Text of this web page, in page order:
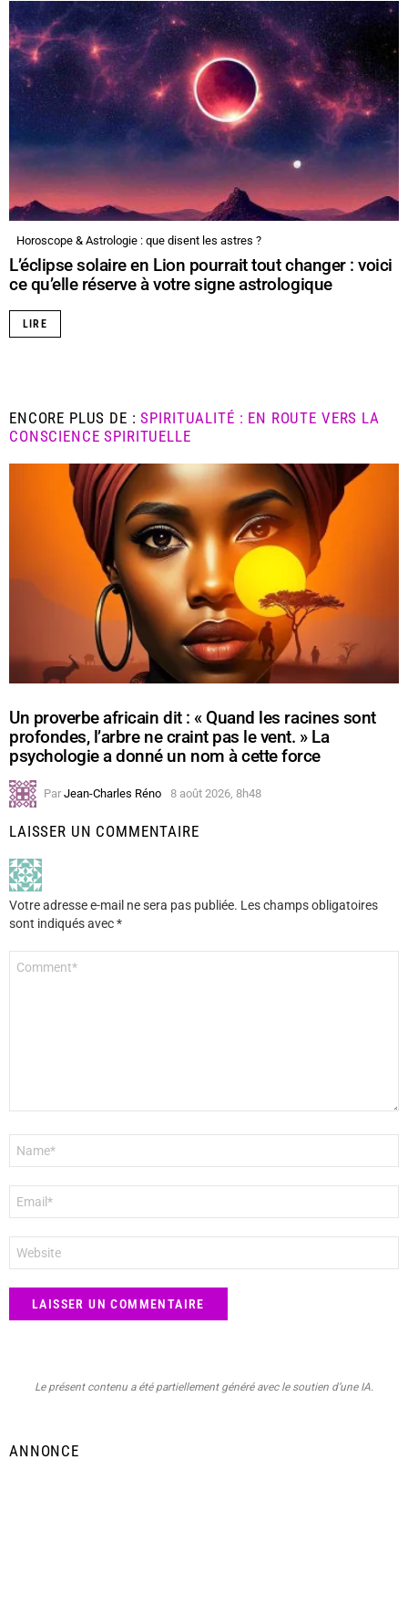
Horoscope & Astrologie : que disent les astres ?
L’éclipse solaire en Lion pourrait tout changer : voici
ce qu’elle réserve à votre signe astrologique
LIRE
ENCORE PLUS DE :SPIRITUALITÉ : EN ROUTE VERS LA
CONSCIENCE SPIRITUELLE
Un proverbe africain dit : « Quand les racines sont
profondes, l’arbre ne craint pas le vent. » La
psychologie a donné un nom à cette force
Par Jean-Charles Réno 8 août 2026, 8h48
LAISSER UN COMMENTAIRE
Votre adresse e-mail ne sera pas publiée. Les champs obligatoires
sont indiqués avec*
mail
*
web
Le présent contenu a été partiellement généré avec le soutien d’une IA.
ANNONCE